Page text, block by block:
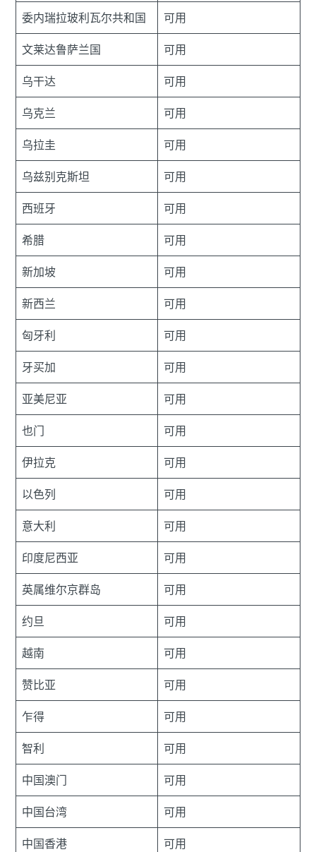
委内瑞拉玻利瓦尔共和国
可用
文莱达鲁萨兰国
可用
乌干达
可用
乌克兰
可用
乌拉圭
可用
乌兹别克斯坦
可用
西班牙
可用
希腊
可用
新加坡
可用
新西兰
可用
匈牙利
可用
牙买加
可用
亚美尼亚
可用
也门
可用
伊拉克
可用
以色列
可用
意大利
可用
印度尼西亚
可用
英属维尔京群岛
可用
约旦
可用
越南
可用
赞比亚
可用
乍得
可用
智利
可用
中国澳门
可用
中国台湾
可用
中国香港
可用